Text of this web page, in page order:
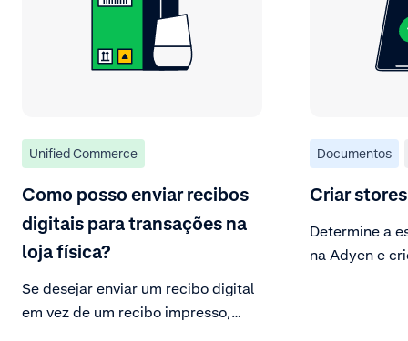
Unified Commerce
Como posso enviar recibos
digitais para transações na
loja física?
Se desejar enviar um recibo digital
em vez de um recibo impresso,
Documentos
Criar stores
Determine a
na Adyen e